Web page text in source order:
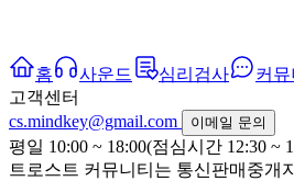
홈 사운드 심리검사 커뮤
고객센터
cs.mindkey@gmail.com
이메일 문의
평일 10:00 ~ 18:00(점심시간 12:30 ~
트로스트 커뮤니티는 통신판매중개